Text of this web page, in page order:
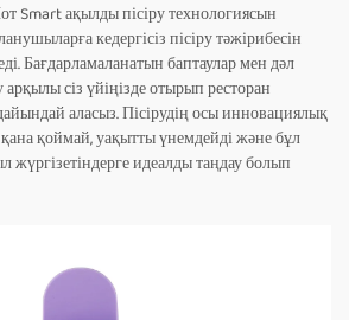
Smart ақылды пісіру технологиясын
кедергісіз пісіру тәжірибесін
Бағдарламаланатын баптаулар мен дәл
сіз үйіңізде отырып ресторан
аласыз. Пісірудің осы инновациялық
қана қоймай, уақытты үнемдейді және бұл
жүргізетіндерге идеалды таңдау болып